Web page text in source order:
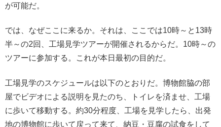
が可能だ。
では、なぜここに来るか。それは、ここでは10時～と13時
半～の2回、工場見学ツアーが開催されるからだ。10時～の
ツアーに参加する。これが本日最初の目的だ。
工場見学のスケジュールは以下のとおりだ。博物館脇の部
屋でビデオによる説明を見たのち、トイレを済ませ、工場
に歩いて移動する。約30分程度、工場を見学したら、出発
地の博物館に歩いて戻って来て、納豆・豆腐の試食をして